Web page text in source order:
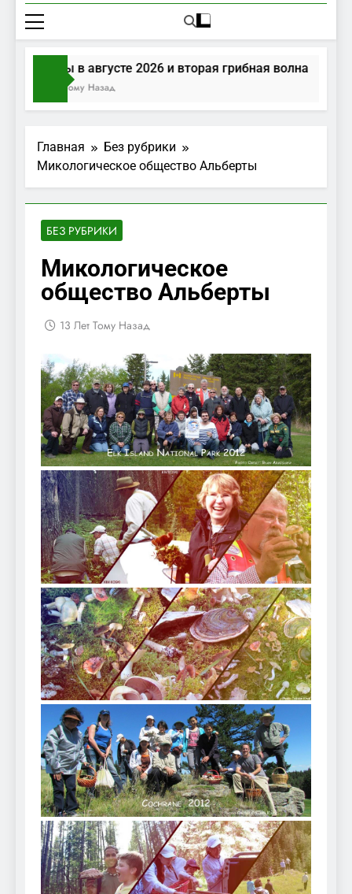
Грибы в августе 2026 и вторая грибная волна
1 Час Тому Назад
Главная
Без рубрики
Микологическое общество Альберты
БЕЗ РУБРИКИ
Микологическое
общество Альберты
13 Лет Тому Назад